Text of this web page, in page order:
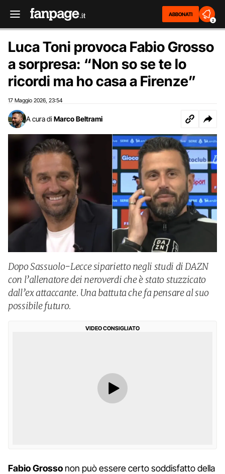
ABBONATI
2
Luca Toni provoca Fabio Grosso
a sorpresa: “Non so se te lo
ricordi ma ho casa a Firenze”
17 Maggio 2026 23:54
A cura di Marco Beltrami
Dopo Sassuolo-Lecce siparietto negli studi di DAZN
con l’allenatore dei neroverdi che è stato stuzzicato
dall’ex attaccante. Una battuta che fa pensare al suo
possibile futuro.
VIDEO CONSIGLIATO
Fabio Grosso non può essere certo soddisfatto della